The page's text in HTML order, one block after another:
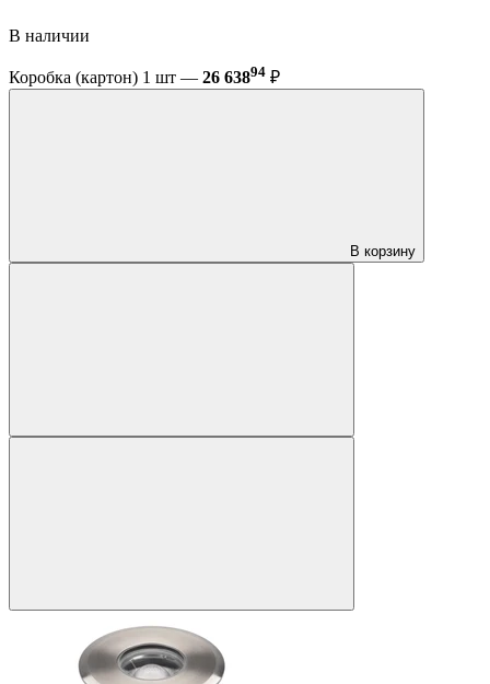
В наличии
Коробка (картон) 1 шт — 26 63894 ₽
В корзину